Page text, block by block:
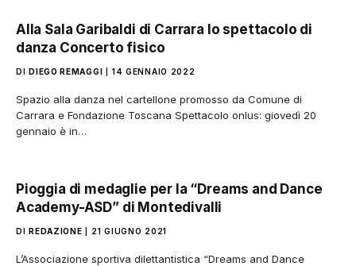
Alla Sala Garibaldi di Carrara lo spettacolo di
danza Concerto fisico
DI DIEGO REMAGGI 14 GENNAIO 2022
Spazio alla danza nel cartellone promosso da Comune di
Carrara e Fondazione Toscana Spettacolo onlus: giovedì 20
gennaio è in…
Pioggia di medaglie per la “Dreams and Dance
Academy-ASD” di Montedivalli
DI REDAZIONE 21 GIUGNO 2021
L’Associazione sportiva dilettantistica “Dreams and Dance